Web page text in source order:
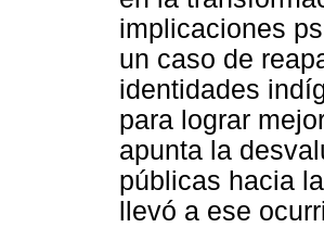
implicaciones
un caso de
identidades
para lograr
apunta la
públicas hacia
llevó a ese